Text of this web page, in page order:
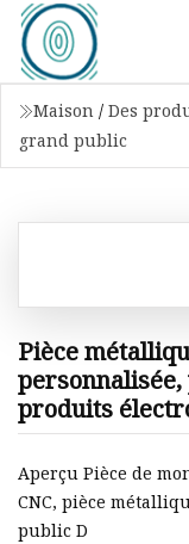
Maison / Des
grand public
Pièce
produits
Aperçu Pièce de
CNC, pièce
public D